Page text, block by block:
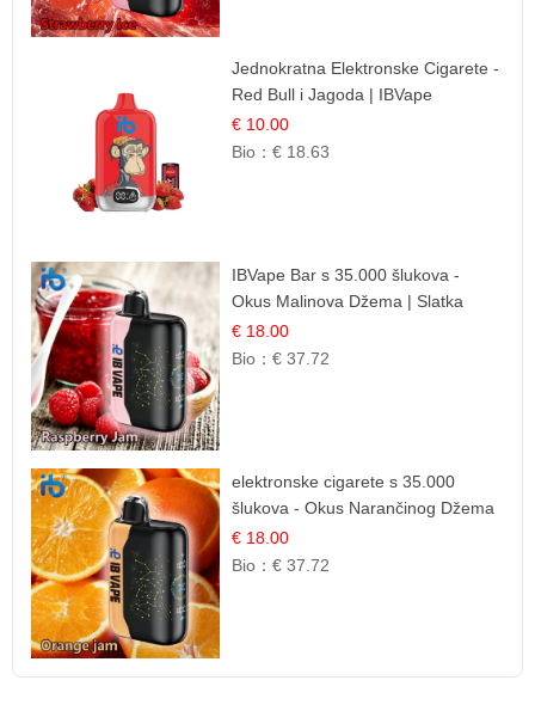
Jednokratna Elektronske Cigarete -
Red Bull i Jagoda | IBVape
€ 10.00
Bio：€ 18.63
IBVape Bar s 35.000 šlukova -
Okus Malinova Džema | Slatka
Voćna Aroma
€ 18.00
Bio：€ 37.72
elektronske cigarete s 35.000
šlukova - Okus Narančinog Džema
| Dugotrajno Iskustvo
€ 18.00
Bio：€ 37.72